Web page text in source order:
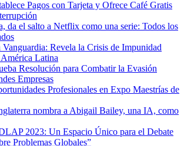
Pagos con Tarjeta y Ofrece Café Gratis
da el salto a Netflix como una serie: Todos los
Revela la Crisis de Impunidad
Latina
Resolución para Combatir la Evasión
Empresas
Profesionales en Expo Maestrías de
nombra a Abigail Bailey, una IA, como
2023: Un Espacio Único para el Debate
Problemas Globales”